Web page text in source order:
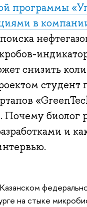
программы
в
снизить
студент
Почему биолог
и
на стыке